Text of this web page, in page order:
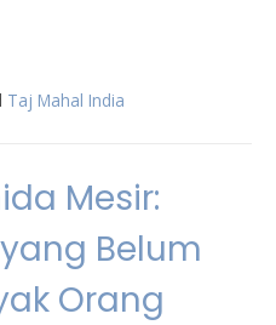
Taj Mahal India
Mesir:
Belum
Orang